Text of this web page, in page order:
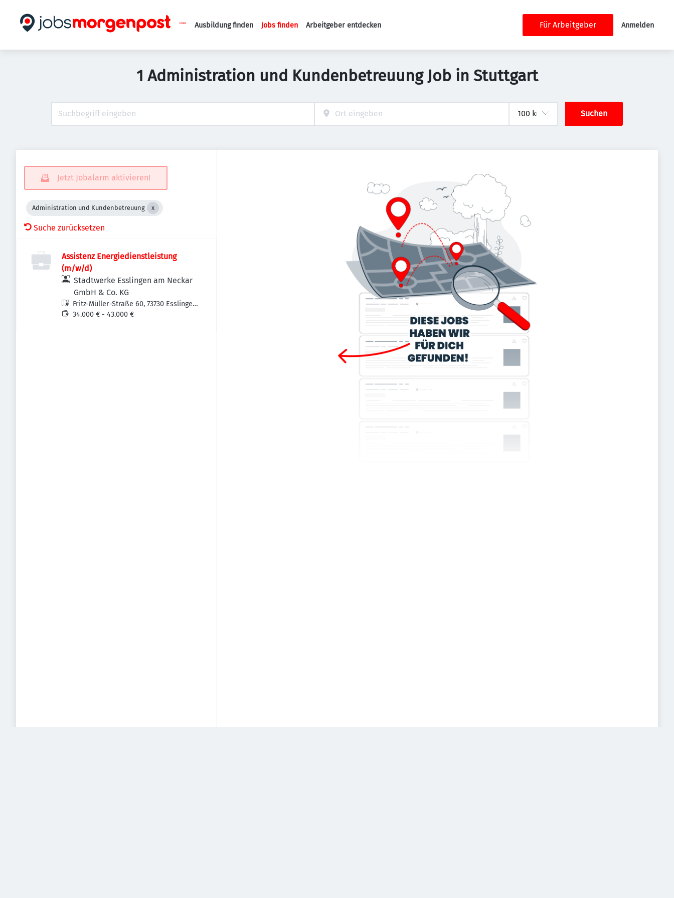
Haupt-Navigation
Ausbildung finden Jobs finden Arbeitgeber entdecken Für Arbeitgeber Anmelden
1 Administration und Kundenbetreuung Job in Stuttgart
Suchen
Jetzt Jobalarm aktivieren!
Administration und Kundenbetreuung
Suche zurücksetzen
Assistenz Energiedienstleistung
(m/w/d)
Stadtwerke Esslingen am Neckar
GmbH & Co. KG
Fritz-Müller-Straße 60, 73730 Esslingen
am Neckar-Oberesslingen,
34.000 € - 43.000 €